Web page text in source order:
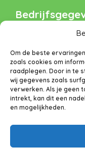
Om de beste
zoals cookies om
raadplegen. Door in te
wij gegevens zoals
verwerken. Als je geen
intrekt, kan dit een
en mogelijkheden.
Associazione di
p/a Koninklijk
Via Omero 10-12,
Geregistreerd bij
Codice fiscale: 97
Partita IVA:
Info
VERENIGING